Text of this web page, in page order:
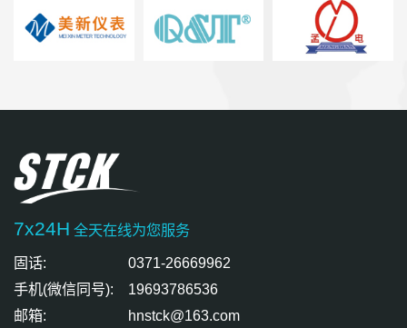
7x24H 全天在线为您服务
固话:
0371-26669962
手机(微信同号):
19693786536
邮箱:
hnstck@163.com